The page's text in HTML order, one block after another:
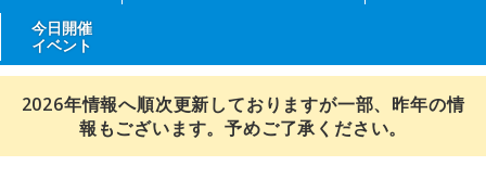
今日開催
イベント
2026年情報へ順次更新しておりますが一部、昨年の情
報もございます。予めご了承ください。